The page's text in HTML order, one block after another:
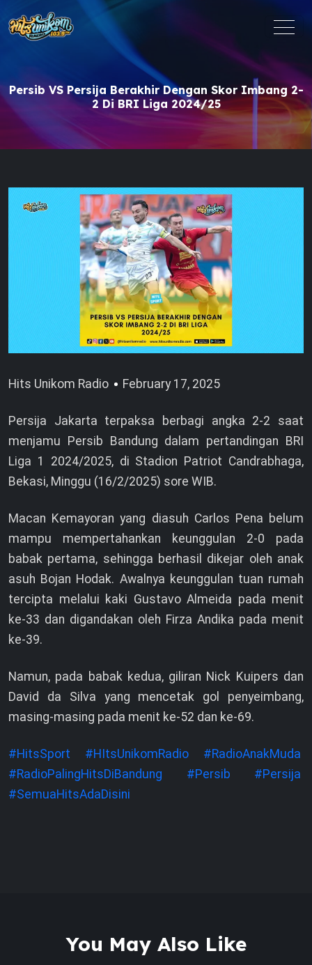
Persib VS Persija Berakhir Dengan Skor Imbang 2-
2 Di BRI Liga 2024/25
Hits Unikom Radio February 17, 2025
Persija Jakarta terpaksa berbagi angka 2-2 saat
menjamu Persib Bandung dalam pertandingan BRI
Liga 1 2024/2025, di Stadion Patriot Candrabhaga,
Bekasi, Minggu (16/2/2025) sore WIB.
Macan Kemayoran yang diasuh Carlos Pena belum
mampu mempertahankan keunggulan 2-0 pada
babak pertama, sehingga berhasil dikejar oleh anak
asuh Bojan Hodak. Awalnya keunggulan tuan rumah
tercipta melalui kaki Gustavo Almeida pada menit
ke-33 dan digandakan oleh Firza Andika pada menit
ke-39.
Namun, pada babak kedua, giliran Nick Kuipers dan
David da Silva yang mencetak gol penyeimbang,
masing-masing pada menit ke-52 dan ke-69.
#HitsSport #HItsUnikomRadio
#RadioAnakMuda
#RadioPalingHitsDiBandung
#Persib
#Persija
#SemuaHitsAdaDisini
You May Also Like